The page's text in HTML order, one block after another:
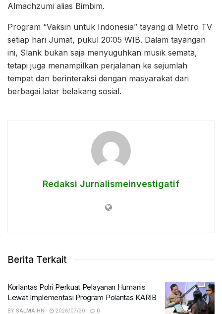
Almachzumi alias Bimbim.
Program “Vaksin untuk Indonesia” tayang di Metro TV
setiap hari Jumat, pukul 20:05 WIB. Dalam tayangan
ini, Slank bukan saja menyuguhkan musik semata,
tetapi juga menampilkan perjalanan ke sejumlah
tempat dan berinteraksi dengan masyarakat dari
berbagai latar belakang sosial.
Redaksi Jurnalismeinvestigatif
Berita Terkait
Korlantas Polri Perkuat Pelayanan Humanis
Lewat Implementasi Program Polantas KARIB
BY SALMA HN 2026/07/30 0